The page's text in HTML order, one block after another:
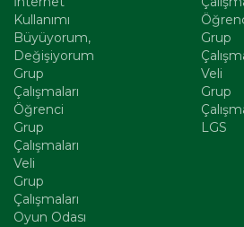
Kullanımı
Büyüyorum,
Değişiyorum
Grup
Çalışmaları
Öğrenci
Grup
Çalışmaları
Veli
Grup
Çalışmaları
Oyun Odası
Grup
Veli
Grup
LGS